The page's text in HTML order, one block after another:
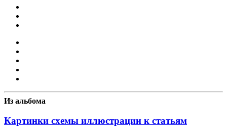
Из альбома
Картинки схемы иллюстрации к статьям